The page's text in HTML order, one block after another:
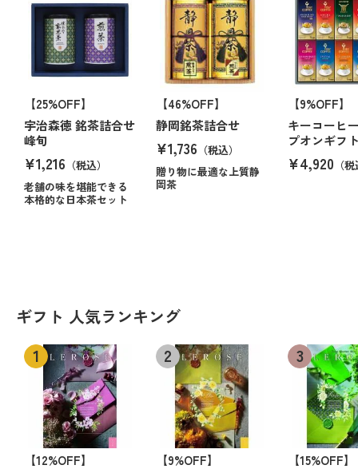
【25%OFF】
宇治森徳 銘茶詰合せ
峰旬
¥1,216 （税込）
老舗の味を堪能できる
本格的な日本茶セット
【46%OFF】
静岡銘茶詰合せ
¥1,736 （税込）
贈り物に最適な上質静
岡茶
【9%OFF】
キーコーヒ
プオンギフ
¥4,920 （
ギフト 人気ランキング
【12%OFF】
【9%OFF】
【15%OFF】